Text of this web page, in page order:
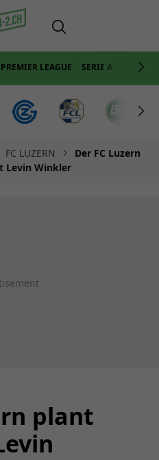
PREMIER LEAGUE SERIE A LA LIGA
FC LUZERN
Der FC Luzern
Levin Winkler
plant